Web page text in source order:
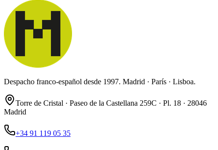
Despacho franco-español desde 1997. Madrid · París · Lisboa.
Torre de Cristal · Paseo de la Castellana 259C · Pl. 18 · 28046
Madrid
+34 91 119 05 35